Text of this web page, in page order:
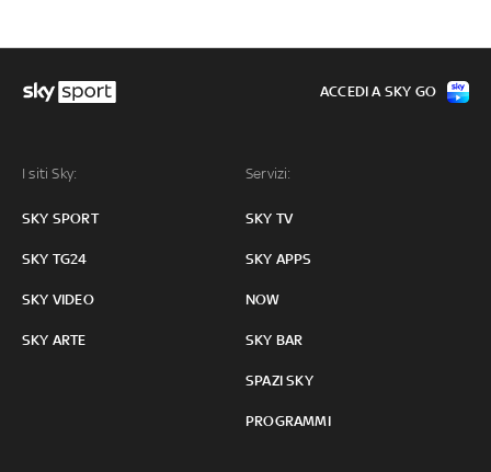
I siti Sky:
SKY SPORT
SKY TG24
SKY VIDEO
SKY ARTE
Servizi:
SKY TV
SKY APPS
NOW
SKY BAR
SPAZI SKY
PROGRAMMI
ACCEDI A SKY GO